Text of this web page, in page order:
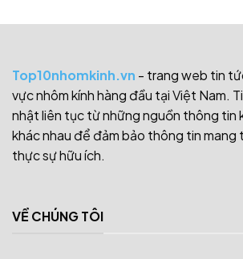
Top10nhomkinh.vn - trang web tin
vực nhôm kính hàng đầu tại Việt Nam.
nhật liên tục từ những nguồn thông tin
khác nhau để đảm bảo thông tin
thực sự hữu ích.
VỀ CHÚNG TÔI